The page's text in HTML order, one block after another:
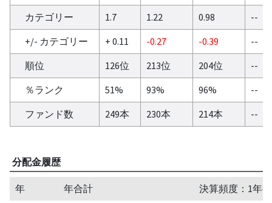
カテゴリー
1.7 1.22 0.98
--
+/- カテゴリー
+ 0.11 -0.27 -0.39
--
順位
126位 213位 204位
--
％ランク
51% 93% 96%
--
ファンド数
249本 230本 214本 --
分配金履歴
年 年合計
決算頻度：1年